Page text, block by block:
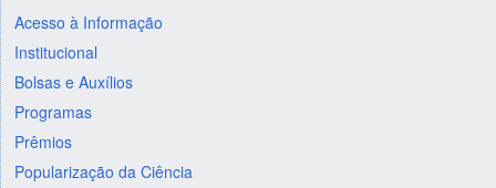
Acesso à Informação
Institucional
Bolsas e Auxílios
Programas
Prêmios
Popularização da Ciência